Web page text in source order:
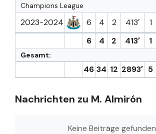
Champions League
2023-2024 6 4 2 413′ 1
6
4 2 413′ 1
Gesamt:
46 34 12 2893′ 5
Nachrichten zu M. Almirón
Keine Beiträge gefunden